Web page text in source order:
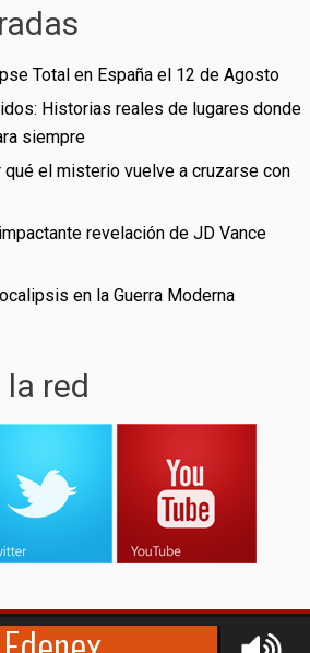
Total en España el 12 de Agosto
Historias reales de lugares donde
siempre
el misterio vuelve a cruzarse con
revelación de JD Vance
en la Guerra Moderna
red